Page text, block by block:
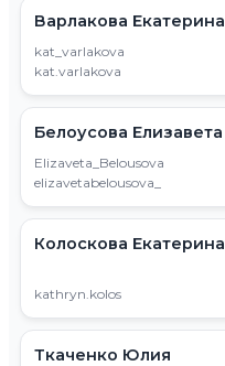
Варлакова Екатерина
kat_varlakova
kat.varlakova
Белоусова Елизавета
Elizaveta_Belousova
elizavetabelousova_
Колоскова Екатерина
kathryn.kolos
Ткаченко Юлия